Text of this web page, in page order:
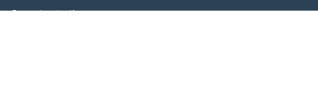
Contador de días